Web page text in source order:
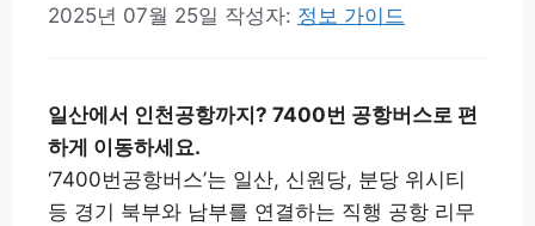
2025년 07월 25일 작성자: 정보 가이드
일산에서 인천공항까지? 7400번 공항버스로 편
하게 이동하세요.
‘7400번공항버스’는 일산, 신원당, 분당 위시티
등 경기 북부와 남부를 연결하는 직행 공항 리무